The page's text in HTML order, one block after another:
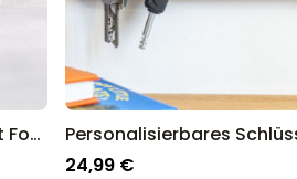
Personalisierbare Tasse mit Foto und Text
24,99 €